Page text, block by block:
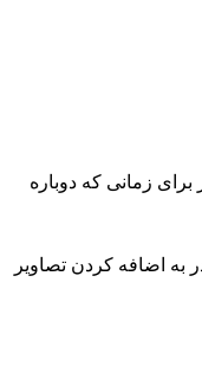
زمانی که دوباره
به اضافه کردن تصاویر